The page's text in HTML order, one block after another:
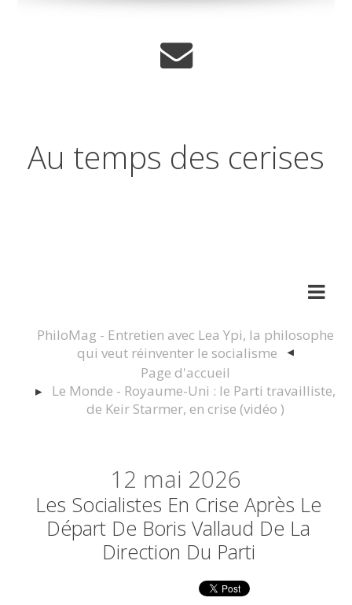
Au temps des cerises
PhiloMag - Entretien avec Lea Ypi, la philosophe
qui veut réinventer le socialisme
Page d'accueil
Le Monde - Royaume-Uni : le Parti travailliste,
de Keir Starmer, en crise (vidéo )
12 mai 2026
Les Socialistes En Crise Après Le
Départ De Boris Vallaud De La
Direction Du Parti